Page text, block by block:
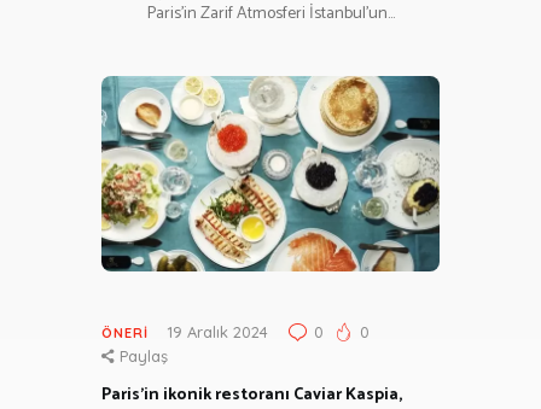
Paris’in Zarif Atmosferi İstanbul’un...
ÖNERI 19 Aralık 2024 0
0
Paylaş
Paris’in ikonik restoranı Caviar Kaspia,